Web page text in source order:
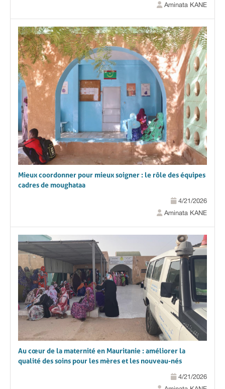
Aminata KANE
Mieux coordonner pour mieux soigner : le rôle des équipes
cadres de moughataa
4/21/2026
Aminata KANE
Au cœur de la maternité en Mauritanie : améliorer la
qualité des soins pour les mères et les nouveau-nés
4/21/2026